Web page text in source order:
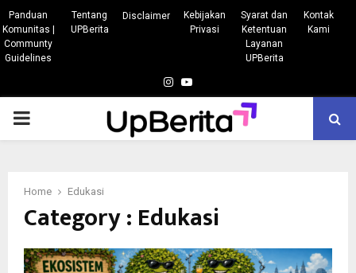
Panduan
Komunitas |
Communty
Guidelines
Tentang
UPBerita
Disclaimer
Kebijakan
Privasi
Syarat dan
Ketentuan
Layanan
UPBerita
Kontak
Kami
Instagram
Youtube
PRIMARY
Home Edukasi
Category : Edukasi